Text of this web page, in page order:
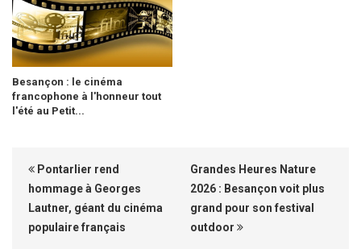
Besançon : le cinéma
francophone à l'honneur tout
l'été au Petit...
Pontarlier rend
hommage à Georges
Lautner, géant du cinéma
populaire français
Grandes Heures Nature
2026 : Besançon voit plus
grand pour son festival
outdoor